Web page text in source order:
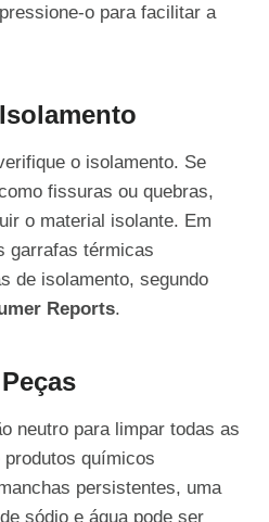
o para facilitar a
o isolamento. Se
fissuras ou quebras,
o material isolante. Em
garrafas térmicas
de isolamento, segundo
Reports.
neutro para limpar todas as
químicos
persistentes, uma
sódio e água pode ser